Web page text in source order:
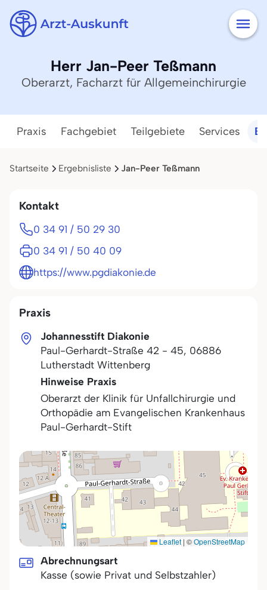
Herr Jan-Peer Teßmann
Oberarzt, Facharzt für Allgemeinchirurgie
Praxis Fachgebiet Teilgebiete Services
Startseite Ergebnisliste Jan-Peer Teßmann
Praxis
Johannesstift Diakonie
Paul-Gerhardt-Straße 42 - 45, 06886
Lutherstadt Wittenberg
Hinweise Praxis
Oberarzt der Klinik für Unfallchirurgie und
Orthopädie am Evangelischen Krankenhaus
Paul-Gerhardt-Stift
Leaflet | ©OpenStreetMap
Abrechnungsart
Kasse (sowie Privat und Selbstzahler)
Kontakt
0 34 91 / 50 29 30
0 34 91 / 50 40 09
https://www.pgdiakonie.de